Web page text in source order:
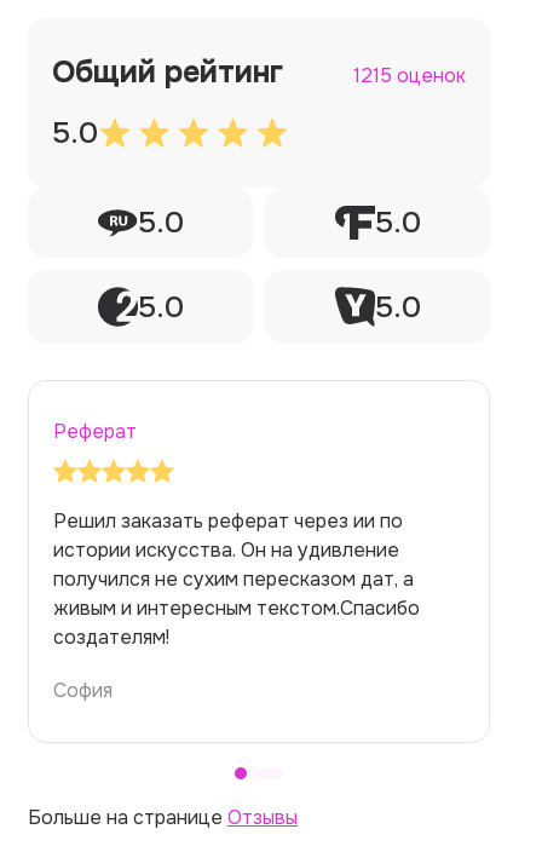
Общий рейтинг 1215 оценок
5.0
5.0 5.0
5.0 5.0
Реферат
Заказывала реферат с помощью нейросети
на медицинскую тему. Ожидала худшего,
но справилась. Термины использовала
правильно. Для быстрого ознакомления с
темой — идеально.
Алина
Больше на странице Отзывы